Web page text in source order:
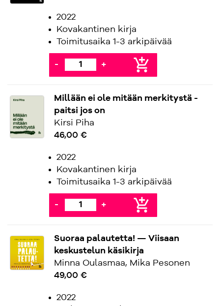
2022
Kovakantinen kirja
Toimitusaika 1-3 arkipäivää
- + add_shopping_cart
Millään ei ole mitään merkitystä -
paitsi jos on
Kirsi Piha
46,00 €
2022
Kovakantinen kirja
Toimitusaika 1-3 arkipäivää
- + add_shopping_cart
Suoraa palautetta! — Viisaan
keskustelun käsikirja
Minna Oulasmaa, Mika Pesonen
49,00 €
2022